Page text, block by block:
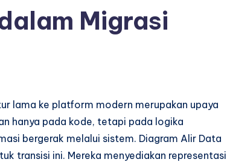
Migrasi
lama ke platform modern merupakan upaya
hanya pada kode, tetapi pada logika
bergerak melalui sistem. Diagram Alir Data
transisi ini. Mereka menyediakan representasi